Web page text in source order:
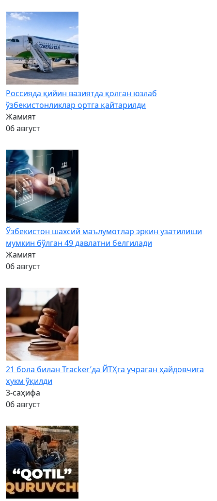
Россияда қийин вазиятда қолган юзлаб
ўзбекистонликлар ортга қайтарилди
Жамият
06 август
Ўзбекистон шахсий маълумотлар эркин узатилиши
мумкин бўлган 49 давлатни белгилади
Жамият
06 август
21 бола билан Tracker’да ЙТҲга учраган ҳайдовчига
ҳукм ўқилди
3-саҳифа
06 август